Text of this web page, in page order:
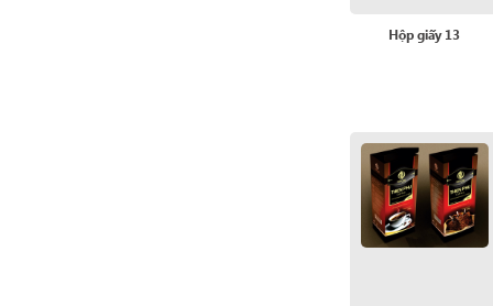
Hộp giấy 13